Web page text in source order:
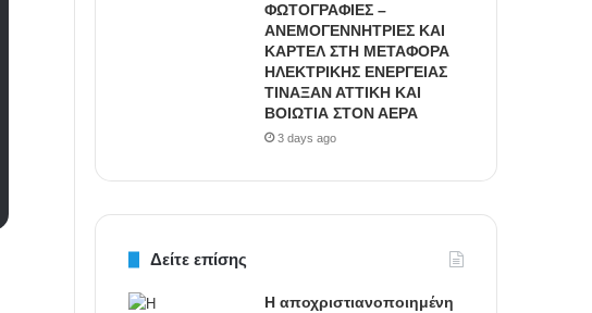
ΦΩΤΟΓΡΑΦΙΕΣ –
ΑΝΕΜΟΓΕΝΝΗΤΡΙΕΣ ΚΑΙ
ΚΑΡΤΕΛ ΣΤΗ ΜΕΤΑΦΟΡΑ
ΗΛΕΚΤΡΙΚΗΣ ΕΝΕΡΓΕΙΑΣ
ΤΙΝΑΞΑΝ ΑΤΤΙΚΗ ΚΑΙ
ΒΟΙΩΤΙΑ ΣΤΟΝ ΑΕΡΑ
3 days ago
Δείτε επίσης
Η αποχριστιανοποιημένη